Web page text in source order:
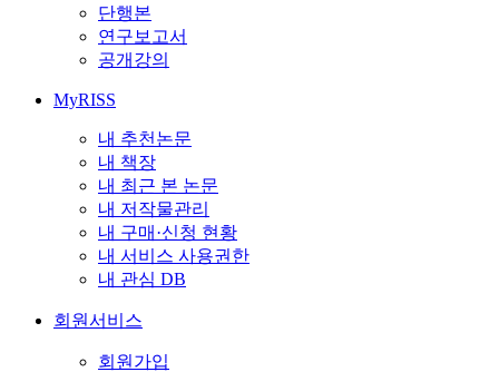
단행본
연구보고서
공개강의
MyRISS
내 추천논문
내 책장
내 최근 본 논문
내 저작물관리
내 구매·신청 현황
내 서비스 사용권한
내 관심 DB
회원서비스
회원가입